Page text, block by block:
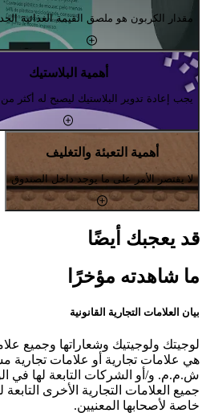
مقدار الكربون هو ملصق القيمة الغذائية
أهمية البلاستيك
يجب إعادة تدوير البلاستيك ليصبح له أكثر
أهمية التعبئة والتغليف
لا يقتصر الأمر على ما يوجد داخل الصندوق
قد يعجبك أيضًا
ما شاهدته مؤخرًا
بيان العلامات التجارية القانونية
لوجيتك ولوجيتيك وشعاراتها وجميع
هي علامات تجارية أو علامات تجارية
ش.م.م. و/أو الشركات التابعة لها في
جميع العلامات التجارية الأخرى
خاصة لأصحابها المعنيين.